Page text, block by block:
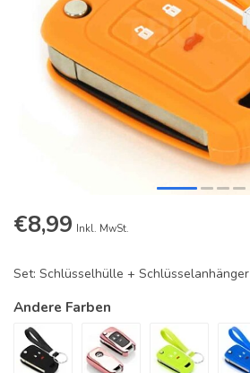
€8,99 Inkl. MwSt.
Set: Schlüsselhülle + Schlüsselanhänger
Andere Farben